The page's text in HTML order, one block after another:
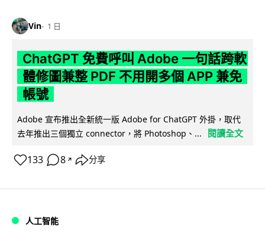
Vin 1 日
ChatGPT 免費呼叫 Adobe 一句話跨軟
體修圖兼整 PDF 不用開多個 APP 兼免
帳號
Adobe 宣布推出全新統一版 Adobe for ChatGPT 外掛，取代
去年推出三個獨立 connector，將 Photoshop、...
閱讀全文
133 8 ↗ 分享
人工智能